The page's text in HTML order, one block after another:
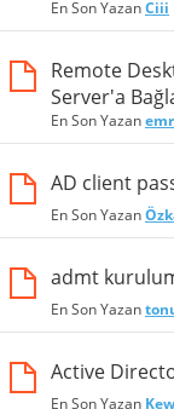
En Son YazanCiii
Remote
Server'a
En Son Yazan
AD client
En Son Yazan
admt
En Son Yazan
Active
En Son Yazan